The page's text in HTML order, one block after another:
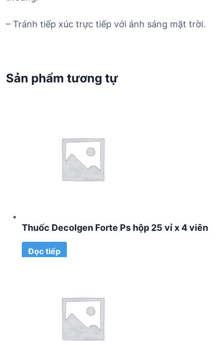
– Tránh tiếp xúc trực tiếp với ánh sáng mặt trời.
Sản phẩm tương tự
Thuốc Decolgen Forte Ps hộp 25 vỉ x 4 viên
Đọc tiếp